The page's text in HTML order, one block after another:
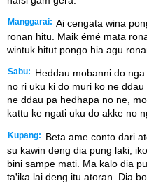
Manggarai: Ai cengata wina
ronan hitu. Maik émé mata
wintuk hitut pongo hia agu
Sabu:
Heddau mobanni do
no ri uku ki do muri ko ne
ne ddau pa hedhapa no ne,
kattu ke ngati uku do akke no
Kupang:
Beta ame conto dari
su kawin deng dia pung laki,
bini sampe mati. Ma kalo dia
taꞌika lai deng itu atoran. Dia